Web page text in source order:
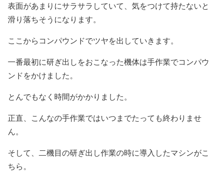
表面があまりにサラサラしていて、気をつけて持たないと
滑り落ちそうになります。
ここからコンパウンドでツヤを出していきます。
一番最初に研ぎ出しをおこなった機体は手作業でコンパウ
ンドをかけました。
とんでもなく時間がかかりました。
正直、こんなの手作業ではいつまでたっても終わりませ
ん。
そして、二機目の研ぎ出し作業の時に導入したマシンがこ
ちら。